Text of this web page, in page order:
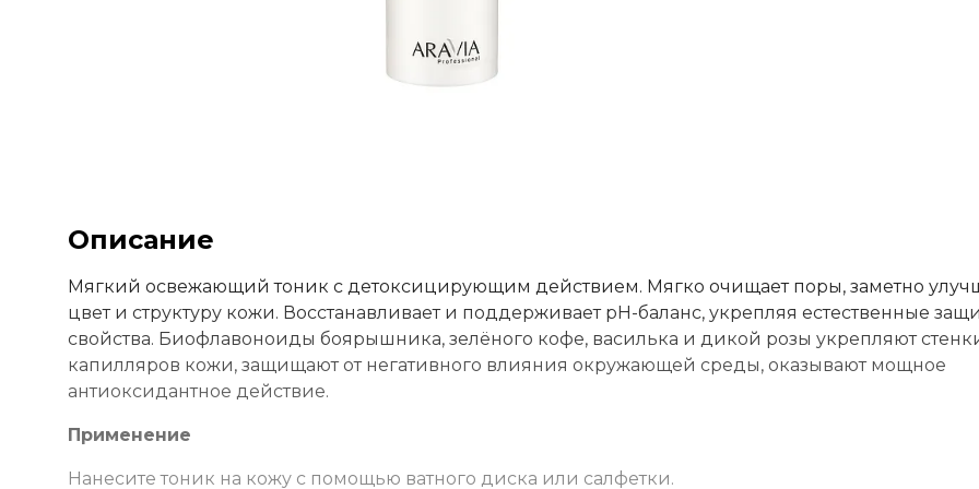
Описание
Мягкий освежающий тоник с детоксицирующим действием. Мягко очищает поры, заметно
цвет и структуру кожи. Восстанавливает и поддерживает рН-баланс, укрепляя естественные
свойства. Биофлавоноиды боярышника, зелёного кофе, василька и дикой розы укрепляют
капилляров кожи, защищают от негативного влияния окружающей среды, оказывают мощное
антиоксидантное действие.
Применение
Нанесите тоник на кожу с помощью ватного диска или салфетки.